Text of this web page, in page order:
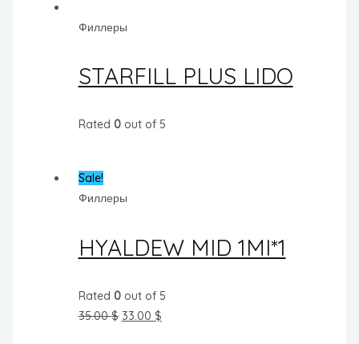
Филлеры
STARFILL PLUS LIDO
Rated 0out of 5
Sale!
Филлеры
HYALDEW MID 1MI*1
Rated 0out of 5
35.00$ 33.00 $